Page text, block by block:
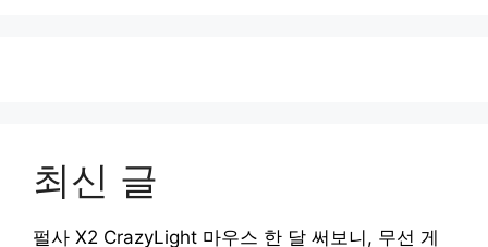
최신 글
펄사 X2 CrazyLight 마우스 한 달 써보니, 무선 게